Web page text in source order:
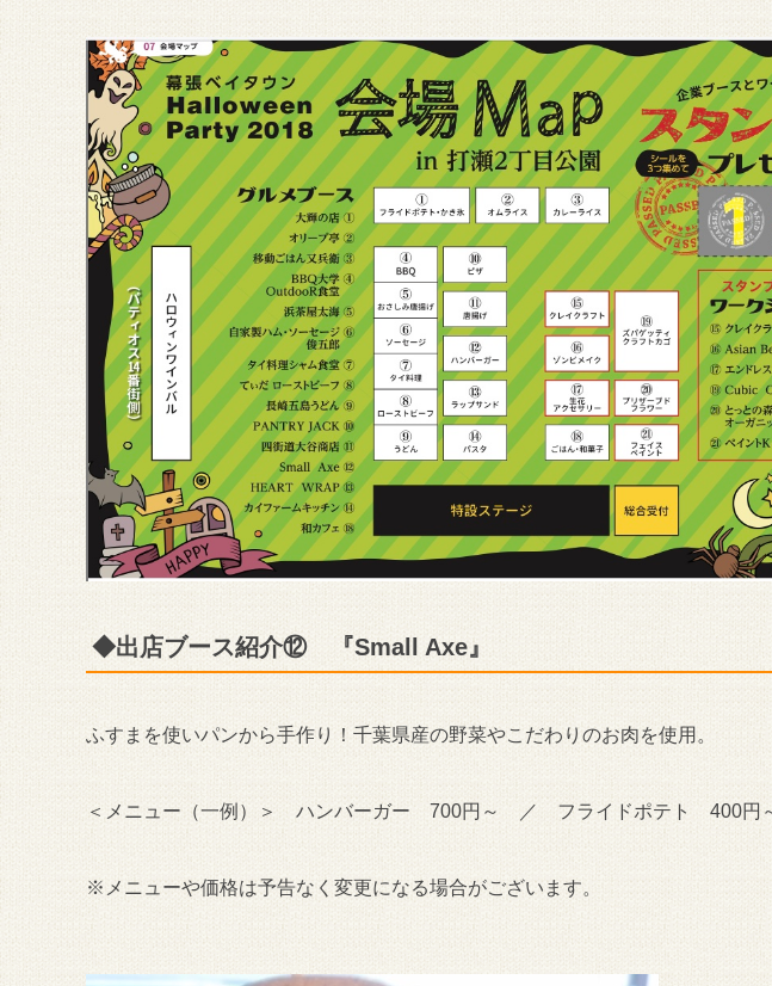
◆出店ブース紹介⑫ 『Small Axe』
ふすまを使いパンから手作り！千葉県産の野菜やこだわりのお肉を使用。
＜メニュー（一例）＞ ハンバーガー 700円～ ／ フライドポテト 400円
※メニューや価格は予告なく変更になる場合がございます。